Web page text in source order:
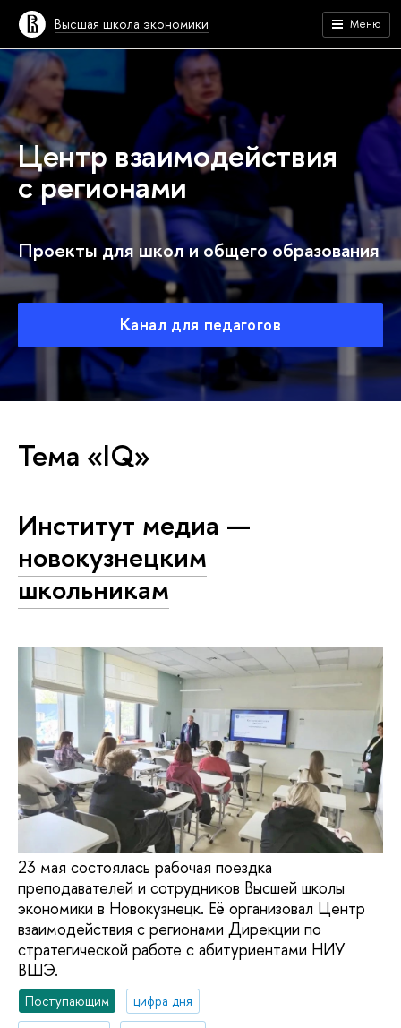
Высшая школа экономики Меню
Центр взаимодействия
с регионами
Проекты для школ и общего образования
Канал для педагогов
Тема «IQ»
Институт медиа —
новокузнецким
школьникам
23 мая состоялась рабочая поездка
преподавателей и сотрудников Высшей школы
экономики в Новокузнецк. Её организовал Центр
взаимодействия с регионами Дирекции по
стратегической работе с абитуриентами НИУ
ВШЭ.
Поступающим
цифра дня